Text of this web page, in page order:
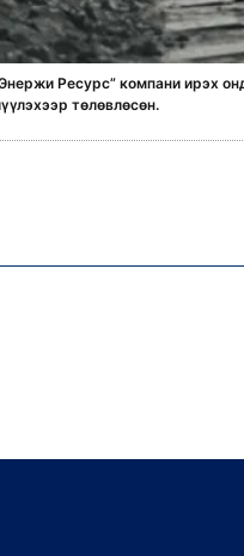
Ресурс” компани ирэх
төлөвлөсөн.